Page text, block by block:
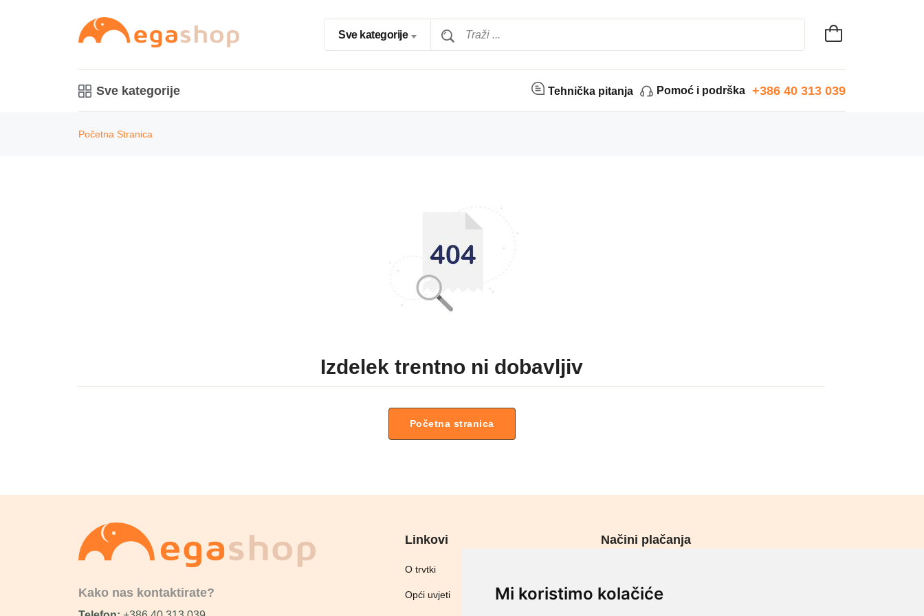
Mi koristimo kolačiće
Sve kategorije
Sve kategorije Tehnička pitanja Pomoć i podrška +386 40 313 039
Početna Stranica
Izdelek trentno ni dobavljiv
Početna stranica
Kako nas kontaktirate?
Linkovi
O trvtki
Opći uvjeti
Načini plačanja